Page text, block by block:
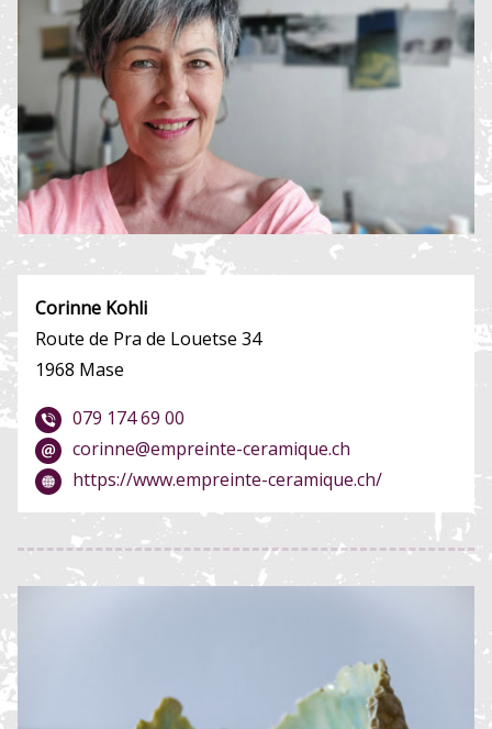
Corinne Kohli
Route de Pra de Louetse 34
1968 Mase
079 174 69 00
corinne@empreinte-ceramique.ch
https://www.empreinte-ceramique.ch/